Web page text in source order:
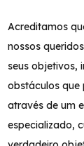
Acreditamos
nossos
seus objetivos,
obstáculos que
através de um
especializado,